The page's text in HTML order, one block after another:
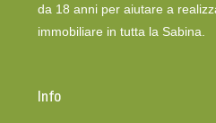
da 18 anni per aiutare a
immobiliare in tutta la Sabina.
Info